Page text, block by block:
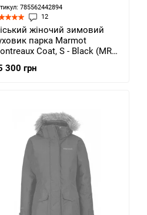
785562442894
12
жіночий зимовий
парка Marmot
Coat, S - Black (MRT
300 грн